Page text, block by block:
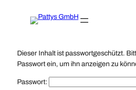
Dieser Inhalt ist passwortgeschützt.
Passwort ein, um ihn anzeigen zu
Passwort: